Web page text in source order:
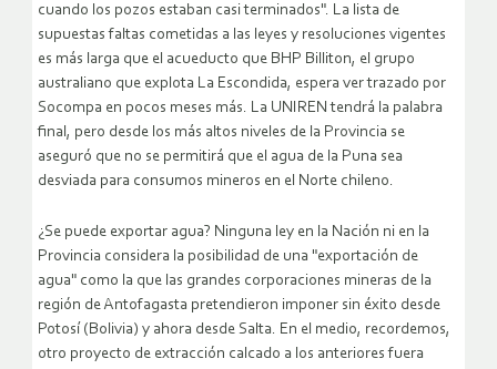
cuando los pozos estaban casi terminados". La lista de
supuestas faltas cometidas a las leyes y resoluciones vigentes
es más larga que el acueducto que BHP Billiton, el grupo
australiano que explota La Escondida, espera ver trazado por
Socompa en pocos meses más. La UNIREN tendrá la palabra
final, pero desde los más altos niveles de la Provincia se
aseguró que no se permitirá que el agua de la Puna sea
desviada para consumos mineros en el Norte chileno.
¿Se puede exportar agua? Ninguna ley en la Nación ni en la
Provincia considera la posibilidad de una "exportación de
agua" como la que las grandes corporaciones mineras de la
región de Antofagasta pretendieron imponer sin éxito desde
Potosí (Bolivia) y ahora desde Salta. En el medio, recordemos,
otro proyecto de extracción calcado a los anteriores fuera